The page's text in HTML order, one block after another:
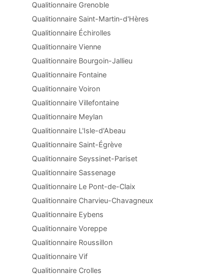
Qualitionnaire Grenoble
Qualitionnaire Saint-Martin-d'Hères
Qualitionnaire Échirolles
Qualitionnaire Vienne
Qualitionnaire Bourgoin-Jallieu
Qualitionnaire Fontaine
Qualitionnaire Voiron
Qualitionnaire Villefontaine
Qualitionnaire Meylan
Qualitionnaire L'Isle-d'Abeau
Qualitionnaire Saint-Égrève
Qualitionnaire Seyssinet-Pariset
Qualitionnaire Sassenage
Qualitionnaire Le Pont-de-Claix
Qualitionnaire Charvieu-Chavagneux
Qualitionnaire Eybens
Qualitionnaire Voreppe
Qualitionnaire Roussillon
Qualitionnaire Vif
Qualitionnaire Crolles